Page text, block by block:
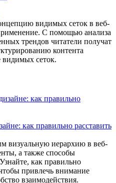
видимых сеток в веб-
С помощью анализа
трендов читатели получат
контента
видимых сеток.
как правильно расставить
визуальную иерархию в веб-
а также способы
как правильно
привлечь внимание
взаимодействия.